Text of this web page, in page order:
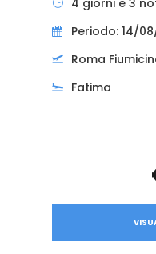
Periodo: 14/
Roma
Fatima